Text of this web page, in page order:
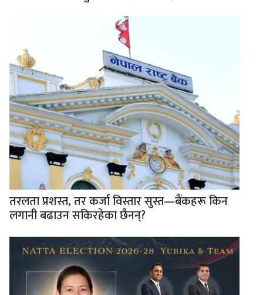
तरलता प्रशस्त, तर कर्जा विस्तार सुस्त—बैंकहरू किन
लगानी बढाउन सकिरहेका छैनन्?